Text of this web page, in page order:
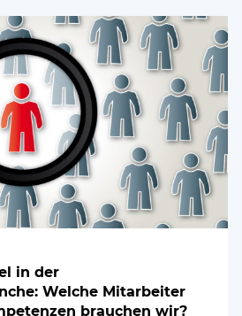
in der
Welche Mitarbeiter
brauchen wir?